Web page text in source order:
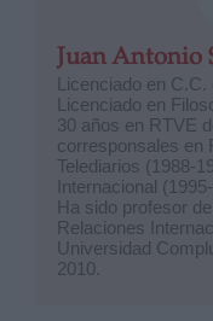
Juan Antonio
Licenciado en
Licenciado en
30 años en RTVE
corresponsales en
Telediarios (1988-
Internacional
Ha sido profesor
Relaciones
Universidad
2010.